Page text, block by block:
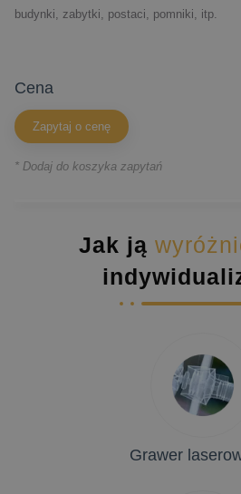
budynki, zabytki, postaci, pomniki, itp.
cena
Zapytaj o cenę
* Dodaj do koszyka zapytań
Jak ją
Grawer